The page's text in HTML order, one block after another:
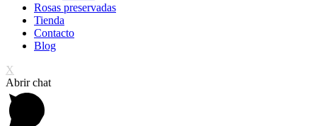
Rosas preservadas
Tienda
Contacto
Blog
X
Abrir chat